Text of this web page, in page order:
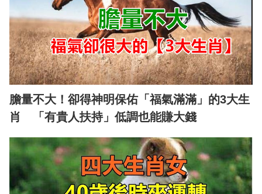
膽量不大！卻得神明保佑「福氣滿滿」的3大生
肖 「有貴人扶持」低調也能賺大錢